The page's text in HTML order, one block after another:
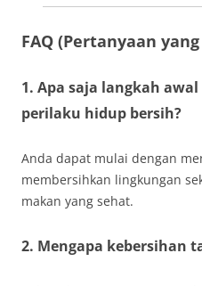
FAQ (Pertanyaan
1. Apa saja langkah
perilaku hidup bersih?
Anda dapat mulai dengan
membersihkan lingkungan
makan yang sehat.
2. Mengapa kebersihan